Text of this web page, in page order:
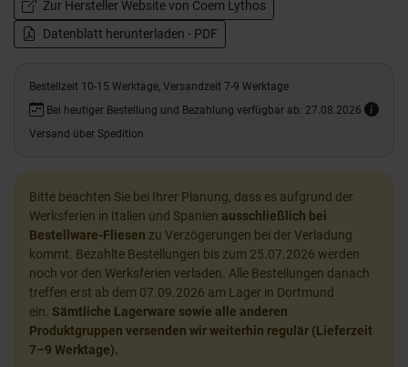
Zur Hersteller Website von Coem Lythos
Datenblatt herunterladen - PDF
Bestellzeit 10-15 Werktage, Versandzeit 7-9 Werktage
Bei heutiger Bestellung und Bezahlung verfügbar ab: 27.08.2026
Versand über Spedition
Bitte beachten Sie bei Ihrer Planung, dass es aufgrund der
Werksferien in Italien und Spanien ausschließlich bei
Bestellware-Fliesen zu Verzögerungen bei der Verladung
kommt. Bezahlte Bestellungen bis zum 25.07.2026 werden
noch vor den Werksferien verladen. Alle Bestellungen danach
treffen erst ab dem 07.09.2026 am Lager in Dortmund
ein. Sämtliche Lagerware sowie alle anderen
Produktgruppen versenden wir weiterhin regulär (Lieferzeit
7–9 Werktage).